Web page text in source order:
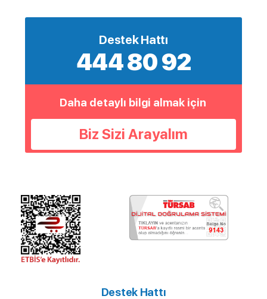
Destek Hattı
444 80 92
Daha detaylı bilgi almak için
Biz Sizi Arayalım
Destek Hattı